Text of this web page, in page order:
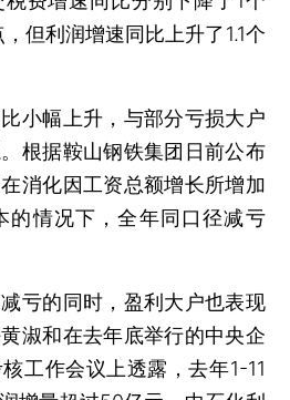
但利润增速同比上升了1.1个
幅上升，与部分亏损大户
根据鞍山钢铁集团日前公布
消化因工资总额增长所增加
的情况下，全年同口径减亏
的同时，盈利大户也表现
淑和在去年底举行的中央企
工作会议上透露，去年1-11